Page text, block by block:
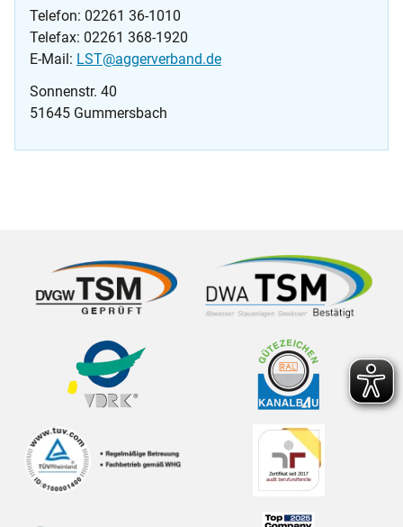
Telefon: 02261 36-1010
Telefax: 02261 368-1920
E-Mail: LST@aggerverband.de
Sonnenstr. 40
51645 Gummersbach